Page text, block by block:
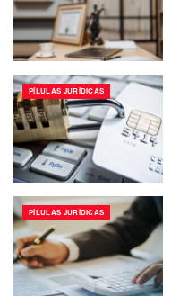
PÍLULAS JURÍDICAS
PÍLULAS JURÍDICAS